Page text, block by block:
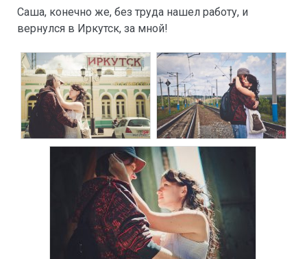
Саша, конечно же, без труда нашел работу, и
вернулся в Иркутск, за мной!